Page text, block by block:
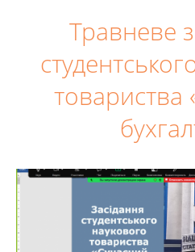
Травневе
товариства